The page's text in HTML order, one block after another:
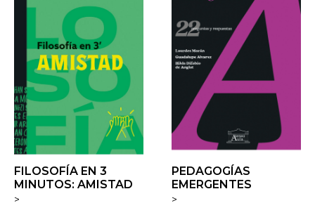
FILOSOFÍA EN 3
MINUTOS: AMISTAD
>
PEDAGOGÍAS
EMERGENTES
>